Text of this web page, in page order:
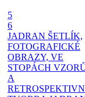
5
6
JADRAN ŠETLÍK,
FOTOGRAFICKÉ
OBRAZY, VE
STOPÁCH
A